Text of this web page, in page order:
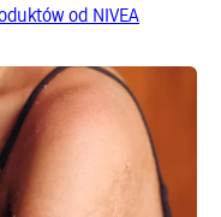
od NIVEA